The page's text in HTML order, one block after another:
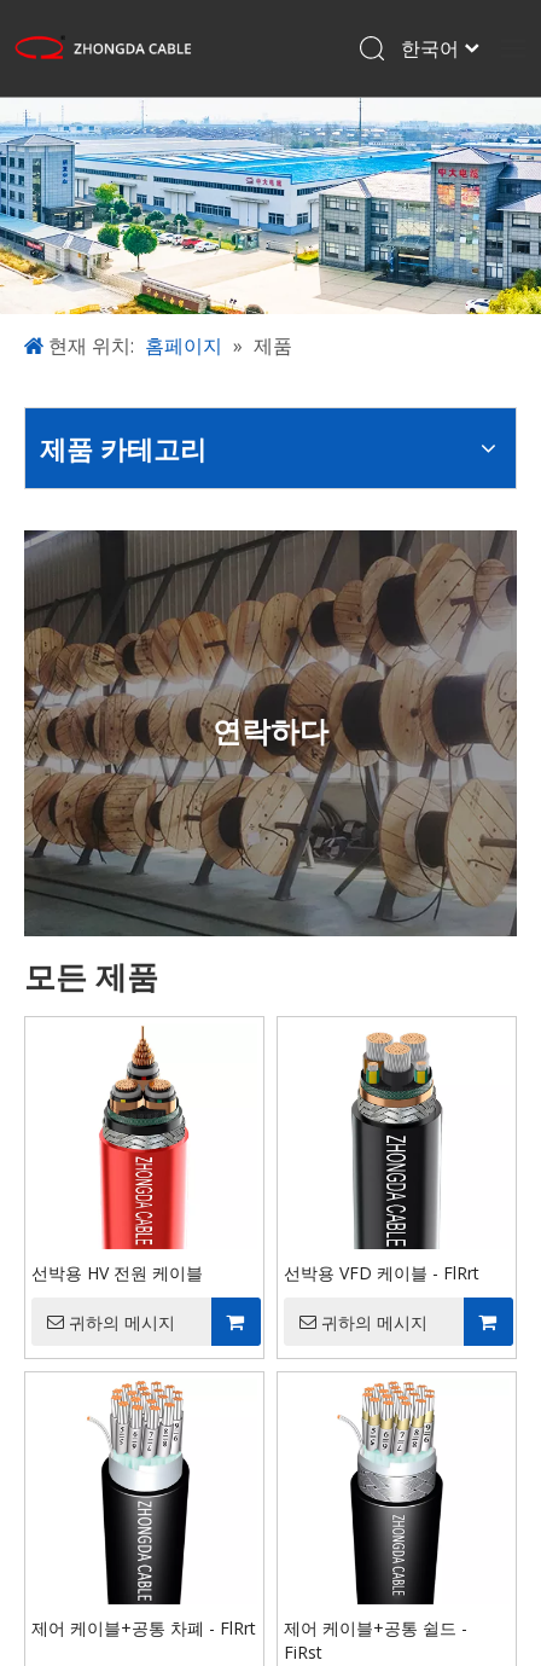
홈페이지
제품
응용
회사 소개
프로젝트
블로그
문의하기
한국어
Français
Pусский
Español
日本語
현재 위치: 홈페이지 » 제품
제품 카테고리
연락하다
모든 제품
선박용 HV 전원 케이블
귀하의 메시지
선박용 VFD 케이블 - FlRrt
귀하의 메시지
제어 케이블+공통 차폐 - FlRrt
제어 케이블+공통 쉴드 -
FiRst